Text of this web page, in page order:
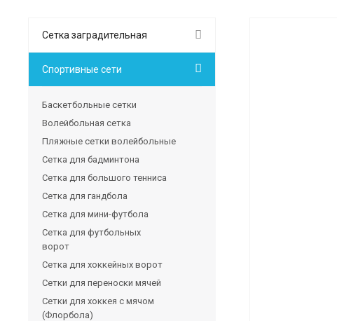
Сетка заградительная
Спортивные сети
Баскетбольные сетки
Волейбольная сетка
Пляжные сетки волейбольные
Сетка для бадминтона
Сетка для большого тенниса
Сетка для гандбола
Сетка для мини-футбола
Сетка для футбольных
ворот
Сетка для хоккейных ворот
Сетки для переноски мячей
Сетки для хоккея с мячом
(Флорбола)